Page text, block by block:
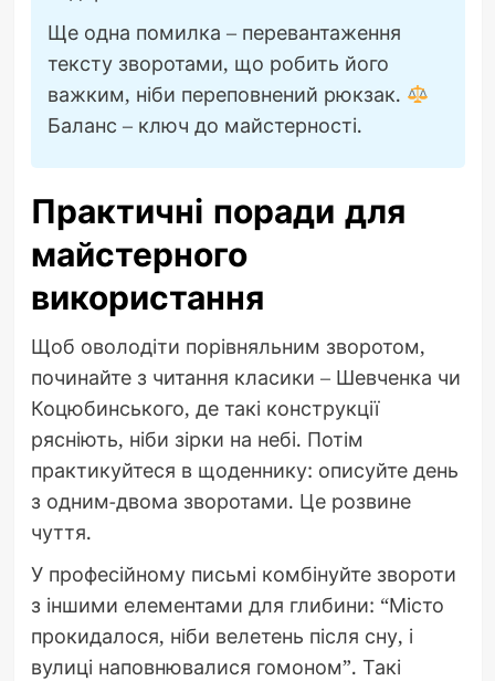
Ще одна помилка – перевантаження
тексту зворотами, що робить його
важким, ніби переповнений рюкзак.
Баланс – ключ до майстерності.
Практичні поради для
майстерного
використання
Щоб оволодіти порівняльним зворотом,
починайте з читання класики – Шевченка чи
Коцюбинського, де такі конструкції
рясніють, ніби зірки на небі. Потім
практикуйтеся в щоденнику: описуйте день
з одним-двома зворотами. Це розвине
чуття.
У професійному письмі комбінуйте звороти
з іншими елементами для глибини: “Місто
прокидалося, ніби велетень після сну, і
вулиці наповнювалися гомоном”. Такі